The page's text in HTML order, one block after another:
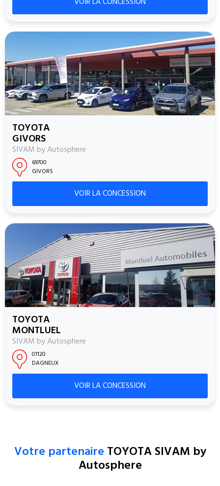
TOYOTA
GIVORS
SIVAM by Autosphere
69700
GIVORS
VOIR LA CONCESSION
TOYOTA
MONTLUEL
SIVAM by Autosphere
01120
DAGNEUX
VOIR LA CONCESSION
Votre partenaire TOYOTA SIVAM by
Autosphere